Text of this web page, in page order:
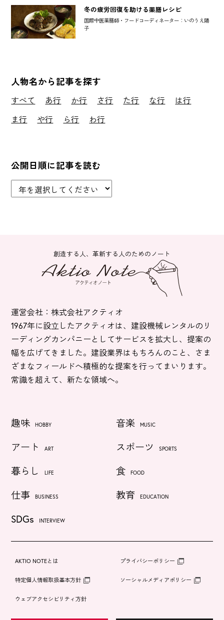
冬の疲労回復を助ける薬膳レシピ
国際中医薬膳師・フードコーディネーター：いのうえ陽
子
人物名から記事を探す
すべて あ行 か行 さ行 た行 な行
は行
ま行
や行 ら行 わ行
公開日順に記事を読む
創造する人、革新する人のためのノート
運営会社：株式会社アクティオ
1967年に設立したアクティオは、建設機械レンタルのリ
ーディングカンパニーとしてサービスを拡大し、提案の
幅を広げてきました。建設業界はもちろんのこと、さま
ざまなフィールドへ積極的な提案を行ってまいります。
常識を超えて、新たな領域へ。
趣味 HOBBY 音楽 MUSIC
アート ART スポーツ SPORTS
暮らし LIFE 食 FOOD
仕事 BUSINESS 教育 EDUCATION
SDGs INTERVIEW
AKTIO NOTEとは プライバシーポリシー
特定個人情報取扱基本方針 ソーシャルメディアポリシー
ウェブアクセシビリティ方針